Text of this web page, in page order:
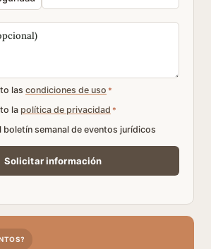
las condiciones de uso *
la política de privacidad *
boletín semanal de eventos jurídicos